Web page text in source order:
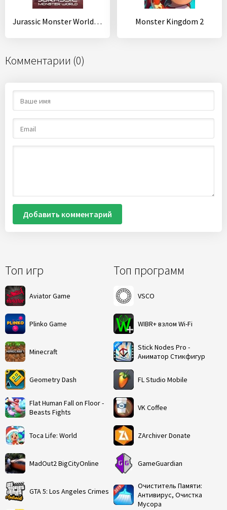
Топ игр
Aviator Game
Plinko Game
Minecraft
Geometry Dash
Flat Human Fall on Floor -
Beasts Fights
Toca Life: World
MadOut2 BigCityOnline
GTA 5: Los Angeles Crimes
Топ программ
VSCO
WIBR+ взлом Wi-Fi
Stick Nodes Pro -
Аниматор Стикфигур
FL Studio Mobile
VK Coffee
ZArchiver Donate
GameGuardian
Очиститель Памяти:
Антивирус, Очистка
Мусора
Jurassic Monster World: Dinosaur War 3D FPS Monster Kingdom 2
Комментарии (0)
Добавить комментарий